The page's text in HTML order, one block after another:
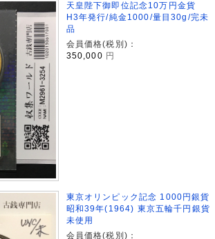
天皇陛下御即位記念10万円金貨
H3年発行/純金1000/量目30g/完未
品
会員価格(税別)：
350,000 円
東京オリンピック記念 1000円銀貨
昭和39年(1964) 東京五輪千円銀貨
未使用
会員価格(税別)：